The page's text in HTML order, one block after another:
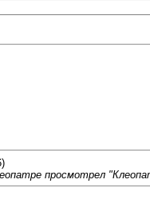
просмотрел